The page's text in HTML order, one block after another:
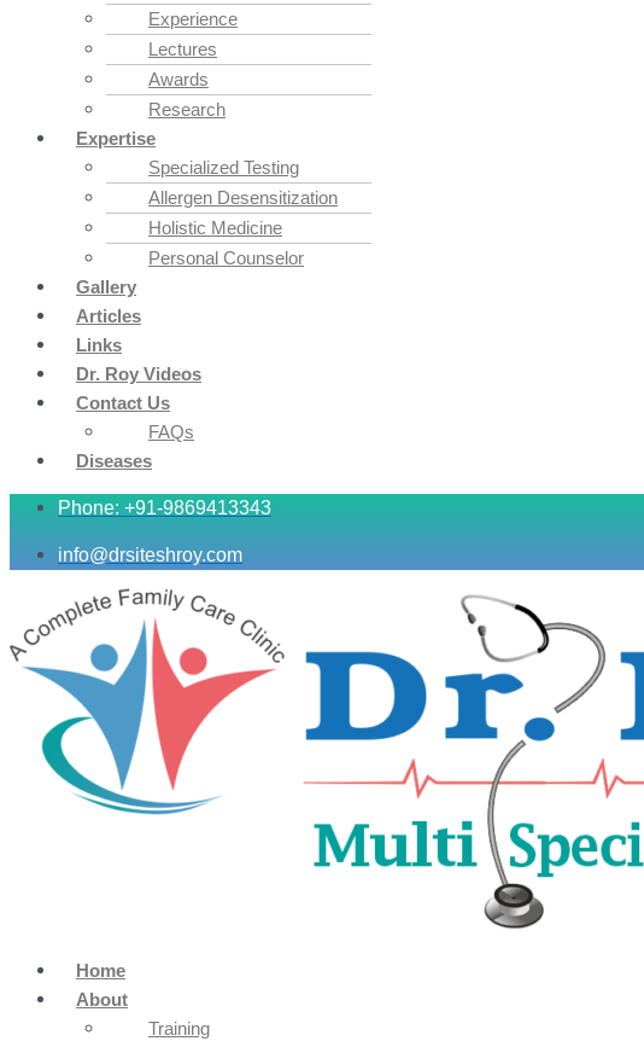
Experience
Lectures
Awards
Research
Expertise
Specialized Testing
Allergen Desensitization
Holistic Medicine
Personal Counselor
Gallery
Articles
Links
Dr. Roy Videos
Contact Us
FAQs
Diseases
Phone: +91-9869413343
info@drsiteshroy.com
Home
About
Training